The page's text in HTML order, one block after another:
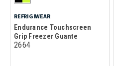
REFRIGIWEAR
Endurance Touchscreen
Grip Freezer Guante
2664